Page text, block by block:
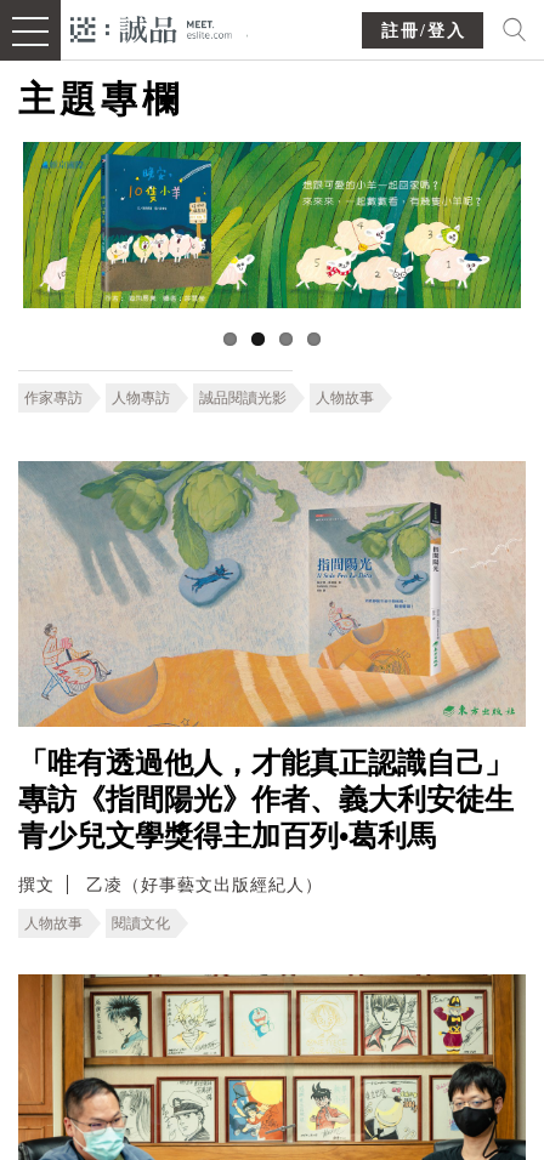
註冊/登入
主題專欄
作家專訪 人物專訪 誠品閱讀光影 人物故事
「唯有透過他人，才能真正認識自己」
專訪《指間陽光》作者、義大利安徒生
青少兒文學獎得主加百列•葛利馬
撰文 乙凌（好事藝文出版經紀人）
人物故事 閱讀文化